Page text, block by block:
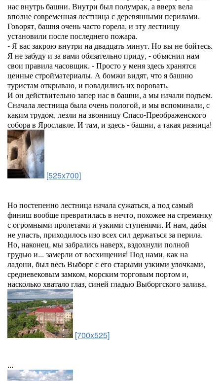
нас внутрь башни. Внутри был полумрак, а вверх вела
вполне современная лестница с деревянными перилами.
Говорят, башня очень часто горела, и эту лестницу
установили после последнего пожара.
- Я вас закрою внутри на двадцать минут. Но вы не бойтесь.
Я не забуду и за вами обязательно приду, - объяснил нам
свои правила часовщик. - Просто у меня здесь хранятся
ценные стройматериалы. А бомжи видят, что я башню
туристам открываю, и повадились их воровать.
И он действительно запер нас в башни, а мы начали подъем.
Сначала лестница была очень пологой, и мы вспоминали, с
каким трудом, лезли на звонницу Спасо-Преображенского
собора в Ярославле. И там, и здесь - башни, а такая разница!
[525x700]
Но постепенно лестница начала сужаться, а под самый
финиш вообще превратилась в нечто, похожее на стремянку
с огромными пролетами и узкими ступенями. И нам, дабы
не упасть, приходилось изо всех сил держаться за перила.
Но, наконец, мы забрались наверх, вздохнули полной
грудью и... замерли от восхищения! Под нами, как на
ладони, был весь Выборг с его старыми узкими улочками,
средневековым замком, морским торговым портом и,
насколько хватало глаз, синей гладью Выборгского залива.
[700x525]
...